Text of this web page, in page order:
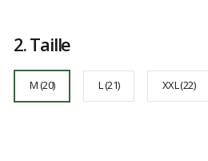
2.Taille
M (20) L (21) XXL (22)